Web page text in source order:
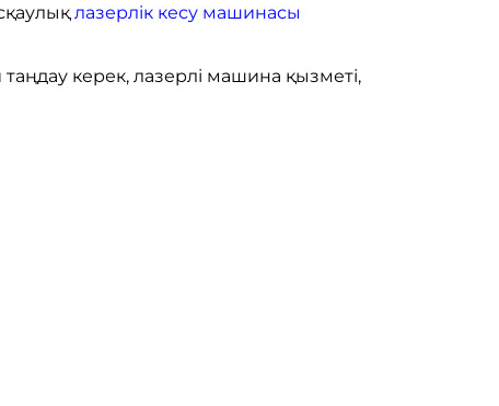
лазерлік кесу машинасы
керек, лазерлі машина қызметі,